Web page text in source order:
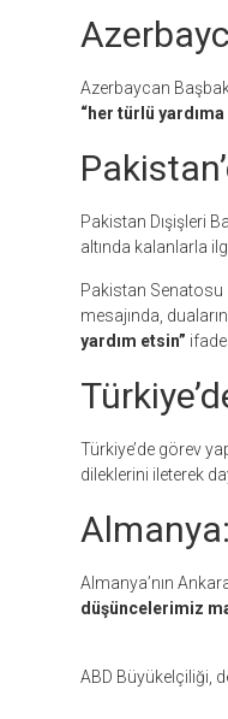
Azerbaycan
“her türlü yardıma
Pakistan Dışişleri
altında kalanlarla
Pakistan Senatosu
mesajında,
yardım etsin”
Türkiye’de görev
dileklerini ileterek
Almanya’nın
düşüncelerimiz
ABD Büyükelçiliği,